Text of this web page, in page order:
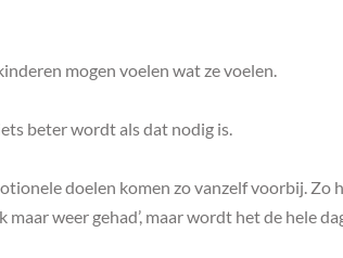
mogen voelen wat ze voelen.
beter wordt als dat nodig is.
doelen komen zo vanzelf voorbij. Zo
weer gehad’, maar wordt het de hele